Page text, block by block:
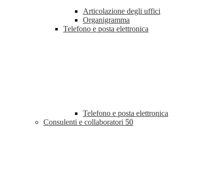
Articolazione degli uffici
Organigramma
Telefono e posta elettronica
Telefono e posta elettronica
Consulenti e collaboratori 50